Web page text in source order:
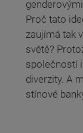
Proč tato
zaujímá tak
světě?
společností
diverzity. A
stínové